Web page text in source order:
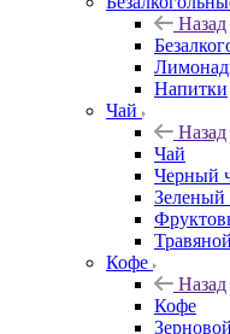
Назад
Напитки
Чай
Назад
Чай
Черный
Зеленый
Кофе
Назад
Кофе